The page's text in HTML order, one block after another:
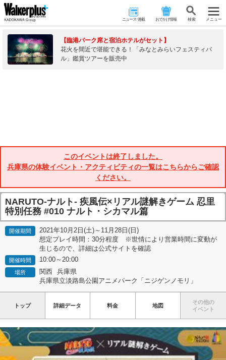
ニュース･連載 おでかけ情報 検 索 メニュー
【臨港パーク席と宿泊ホテルがセット】
花火を間近で堪能できる！「みなとみらいフェスティバ
ル」鑑賞ツアーを販売中
このイベントは終了しました。
兵庫県の体験イベント・アクティビティの一覧はこちらからご確認
ください。
NARUTO-ナルト- 疾風伝×リアル謎解きゲーム 忍里
特別任務 #010 ナルト・シカマル篇
開催期間
2021年10月2日(土)～11月28日(日)
想定プレイ時間：30分程度 ※世情により営業時間に変動が
生じるので、詳細は公式サイトを確認
開催時間 10:00～20:00
場所 関西 兵庫県
兵庫県立淡路島公園アニメパーク「ニジゲンノモリ」
トップ 詳細データ 料金 地図
その他の
イベント